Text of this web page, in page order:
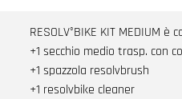
RESOLV°BIKE KIT MEDIUM è
+1 secchio medio trasp. con
+1 spazzola resolvbrush
+1 resolvbike cleaner